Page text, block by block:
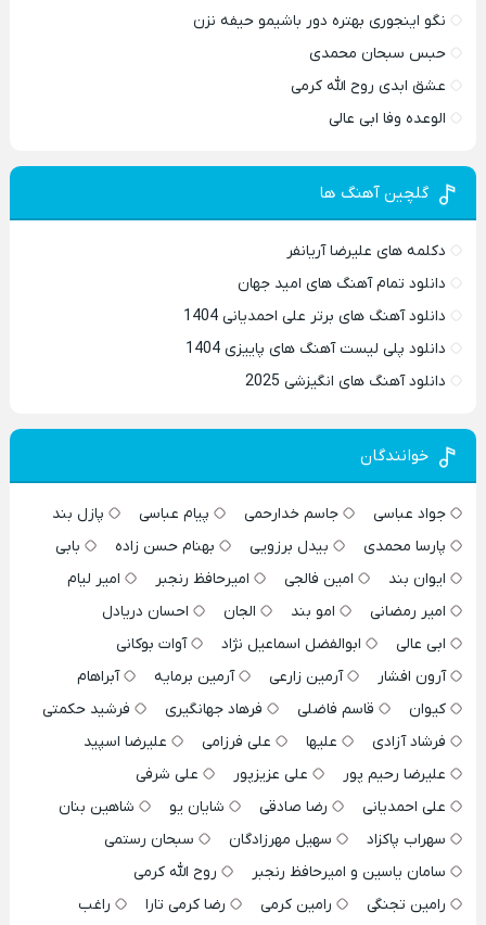
نگو اینجوری بهتره دور باشیمو حیفه نزن
حبس سبحان محمدی
عشق ابدی روح الله کرمی
الوعده وفا ابی عالی
گلچین آهنگ ها
دکلمه های علیرضا آریانفر
دانلود تمام آهنگ های امید جهان
دانلود آهنگ های برتر علی احمدیانی 1404
دانلود پلی لیست آهنگ های پاییزی 1404
دانلود آهنگ های انگیزشی 2025
خوانندگان
جواد عباسی جاسم خدارحمی پیام عباسی
پازل بند
پارسا محمدی
بیدل برزویی بهنام حسن زاده
بابی
ایوان بند
امین فالجی امیرحافظ رنجبر
امیر لیام
امیر رمضانی
امو بند الجان
احسان دریادل
ابی عالی
ابوالفضل اسماعیل نژاد
آوات بوکانی
آرون افشار
آرمین زارعی آرمین برمایه
آبراهام
کیوان
قاسم فاضلی فرهاد جهانگیری
فرشید حکمتی
فرشاد آزادی
علیها علی فرزامی
علیرضا اسپید
علیرضا رحیم پور
علی عزیزپور
علی شرفی
علی احمدیانی
رضا صادقی شایان یو
شاهین بنان
سهراب پاکزاد
سهیل مهرزادگان
سبحان رستمی
سامان یاسین و امیرحافظ رنجبر
روح الله کرمی
رامین تجنگی
رامین کرمی رضا کرمی تارا
راغب